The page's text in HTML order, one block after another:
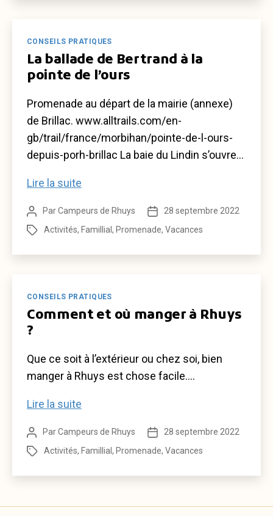
la
Presqu’Île
de
Rhuys
Catégories
CONSEILS PRATIQUES
La ballade de Bertrand à la
pointe de l’ours
Promenade au départ de la mairie (annexe)
de Brillac. www.alltrails.com/en-
gb/trail/france/morbihan/pointe-de-l-ours-
depuis-porh-brillac La baie du Lindin s’ouvre…
Lire la suite
de
Bertrand
de
l’ours
Auteur
de
l’article
ParCampeurs de Rhuys
Date
de
l’article
28 septembre 2022
Étiquettes
Activités, Famillial, Promenade, Vacances
Catégories
CONSEILS PRATIQUES
Comment et où manger à Rhuys
?
Que ce soit à l’extérieur ou chez soi, bien
manger à Rhuys est chose facile.…
Lire la suite
où
manger
?
Auteur
de
l’article
ParCampeurs de Rhuys
Date
de
l’article
28 septembre 2022
Étiquettes
Activités, Famillial, Promenade, Vacances